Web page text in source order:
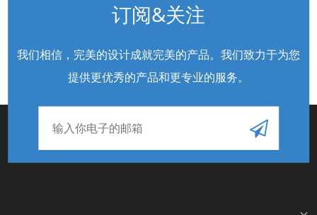
订阅&关注
我们相信，完美的设计成就完美的产品。我们致力于为您
提供更优秀的产品和更专业的服务。